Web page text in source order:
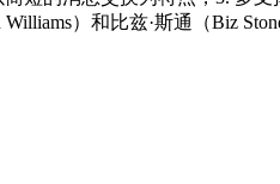
）和比兹·斯通（Biz